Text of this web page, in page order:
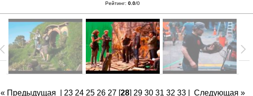
Рейтинг: 0.0/0
« Предыдущая 23 24 25 26 27[28] 29 30 31 32 33| Следующая »